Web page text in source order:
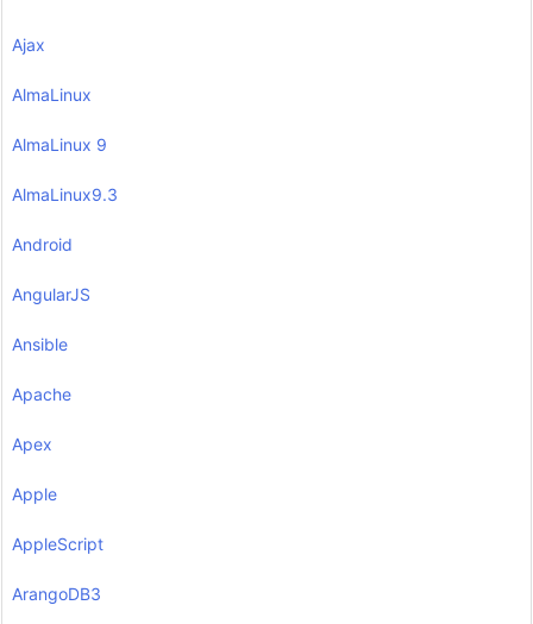
Ajax
AlmaLinux
AlmaLinux 9
AlmaLinux9.3
Android
AngularJS
Ansible
Apache
Apex
Apple
AppleScript
ArangoDB3